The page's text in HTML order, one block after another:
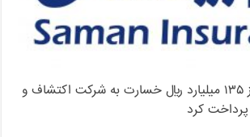
بیمه سامان بیش از ۱۳۵ میلیارد ریال خسارت به شرکت اکتشاف و
کرد